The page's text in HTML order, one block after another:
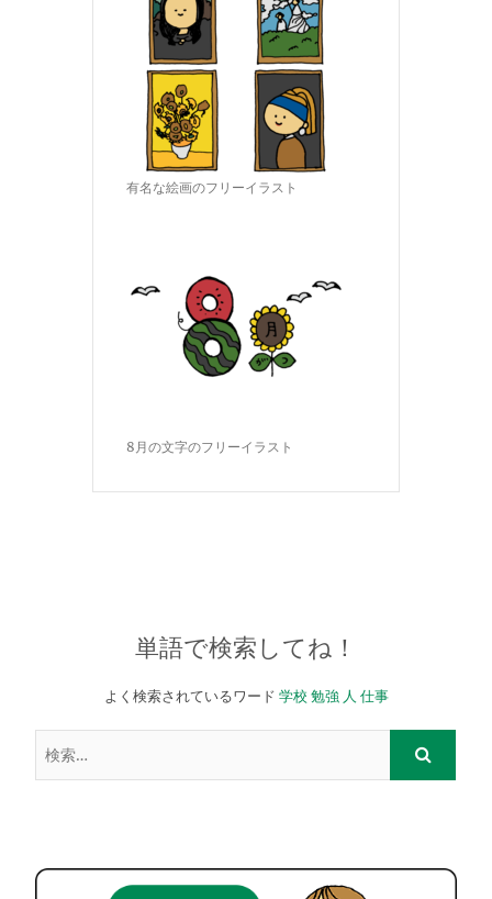
有名な絵画のフリーイラスト
8月の文字のフリーイラスト
単語で検索してね！
よく検索されているワード 学校 勉強 人 仕事